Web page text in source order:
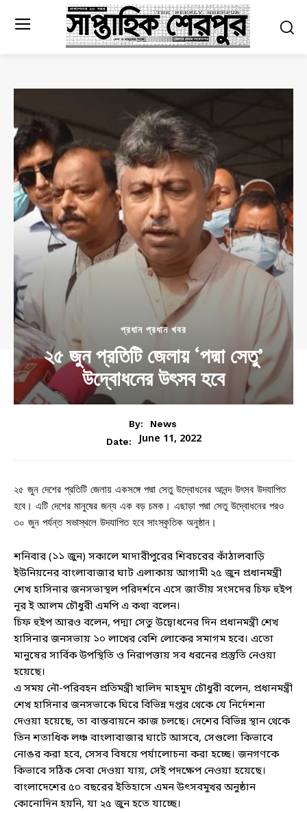
প্রধান প্রধান খবর
২৫ জুন প্রতিটি জেলায় ‘পদ্মা সেতু’
উদ্বোধনের উৎসব হবে
By:
News
Date:
June 11, 2022
২৫ জুন দেশের প্রতিটি জেলায় একসঙ্গে পদ্মা সেতু উদ্বোধনের আনন্দ উৎসব উদযাপিত
হবে। এটি দেশের মানুষের জন্য এক বড় চমক। এছাড়া পদ্মা সেতু উদ্বোধনের পরও
৩০ জুন পর্যন্ত সভাস্থলে উদযাপিত হবে সাংস্কৃতিক অনুষ্ঠান।
শনিবার (১১ জুন) সকালে মাদারীপুরের শিবচরের কাঁঠালবাড়ি
ইউনিয়নের বাংলাবাজার ঘাট এলাকায় আগামী ২৫ জুন প্রধানমন্ত্রী
শেখ হাসিনার জনসভাস্থল পরিদর্শনে এসে জাতীয় সংসদের চিফ হুইপ
নূর ই আলম চৌধুরী এমপি এ কথা বলেন।
চিফ হুইপ আরও বলেন, পদ্মা সেতু উদ্বোধনের দিন প্রধানমন্ত্রী শেখ
হাসিনার জনসভায় ১০ লাখের বেশি লোকের সমাগম হবে। এতো
মানুষের সার্বিক উপস্থিতি ও নিরাপত্তায় সব ধরনের প্রস্তুতি নেওয়া
হয়েছে।
এ সময় নৌ-পরিবহন প্রতিমন্ত্রী খালিদ মাহমুদ চৌধুরী বলেন, প্রধানমন্ত্রী
শেখ হাসিনার জনসভাকে ঘিরে বিভিন্ন দপ্তর থেকে যে নির্দেশনা
দেওয়া হয়েছে, তা বাস্তবায়নে কাজ চলছে। দেশের বিভিন্ন স্থান থেকে
তিন শতাধিক লঞ্চ বাংলাবাজার ঘাটে আসবে, সেগুলো কিভাবে
নোঙর করা হবে, সেসব বিষয়ে পর্যালোচনা করা হচ্ছে। জনগণকে
কিভাবে সঠিক সেবা দেওয়া যায়, সেই পদক্ষেপ নেওয়া হয়েছে।
বাংলাদেশের ৫০ বছরের ইতিহাসে এমন উৎসবমুখর অনুষ্ঠান
কোনোদিন হয়নি, যা ২৫ জুন হতে যাচ্ছে।